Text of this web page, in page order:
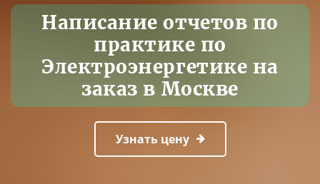
Написание отчетов по
практике по
Электроэнергетике на
заказ в Москве
Узнать цену